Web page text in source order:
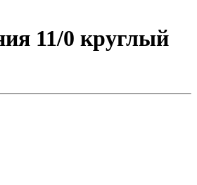
11/0 круглый